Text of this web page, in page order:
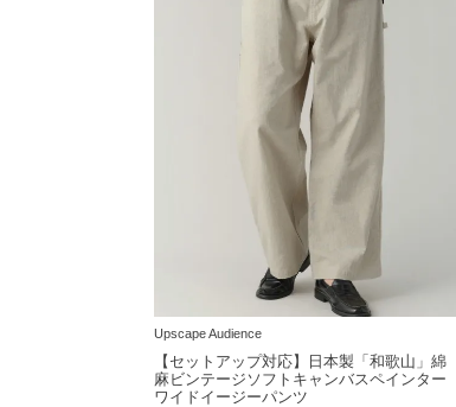
Upscape Audience
【セットアップ対応】日本製「和歌山」綿
麻ビンテージソフトキャンバスペインター
ワイドイージーパンツ